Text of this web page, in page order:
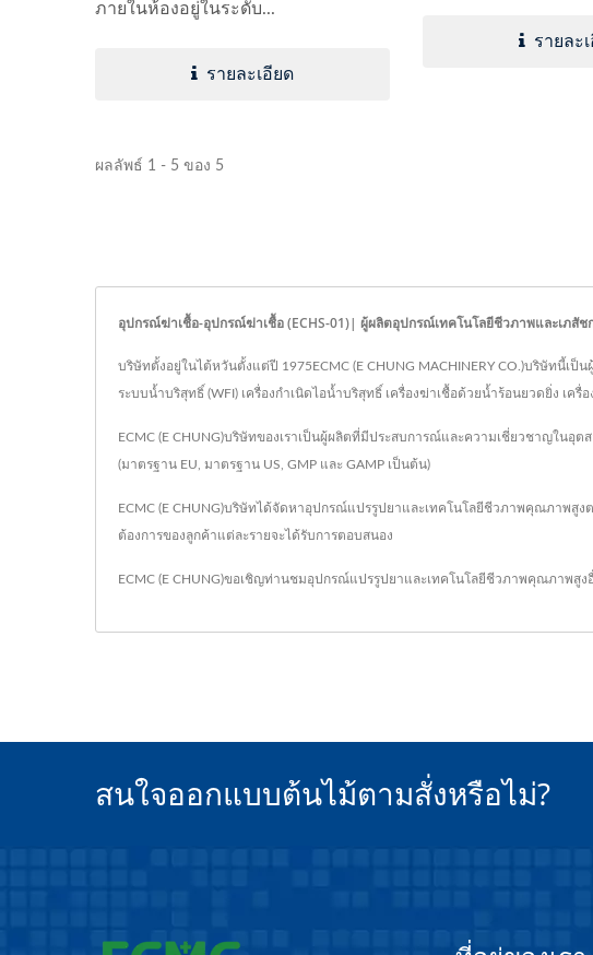
ภายในห้องอยู่ในระดับ...
รายละเอียด
รายละ
ผลลัพธ์ 1 - 5 ของ 5
อุปกรณ์ฆ่าเชื้อ-อุปกรณ์ฆ่าเชื้อ (ECHS-01)| ผู้ผลิตอุปกรณ์เทคโนโลยีชีวภาพและเภสั
บริษัทตั้งอยู่ในไต้หวันตั้งแต่ปี 1975ECMC (E CHUNG MACHINERY CO.)บริษัทนี้
ระบบน้ำบริสุทธิ์ (WFI) เครื่องกำเนิดไอน้ำบริสุทธิ์ เครื่องฆ่าเชื้อด้วยน้ำร้อนยวดยิ่ง เค
ECMC (E CHUNG)บริษัทของเราเป็นผู้ผลิตที่มีประสบการณ์และความเชี่ยวชาญใน
(มาตรฐาน EU, มาตรฐาน US, GMP และ GAMP เป็นต้น)
ECMC (E CHUNG)บริษัทได้จัดหาอุปกรณ์แปรรูปยาและเทคโนโลยีชีวภาพคุณภาพสู
ต้องการของลูกค้าแต่ละรายจะได้รับการตอบสนอง
ECMC (E CHUNG)ขอเชิญท่านชมอุปกรณ์แปรรูปยาและเทคโนโลยีชีวภาพคุณภาพสูงอื่
สนใจออกแบบต้นไม้ตามสั่งหรือไม่?